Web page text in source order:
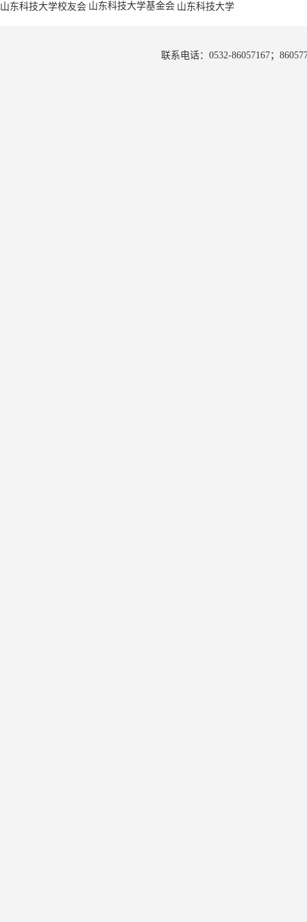
山东科技大学校友会 山东科技大学基金会 山东科技大学
联系电话：0532-86057167；